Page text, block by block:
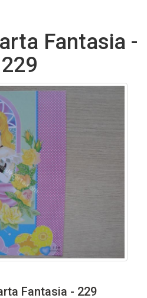
Fantasia -
229
Fantasia - 229